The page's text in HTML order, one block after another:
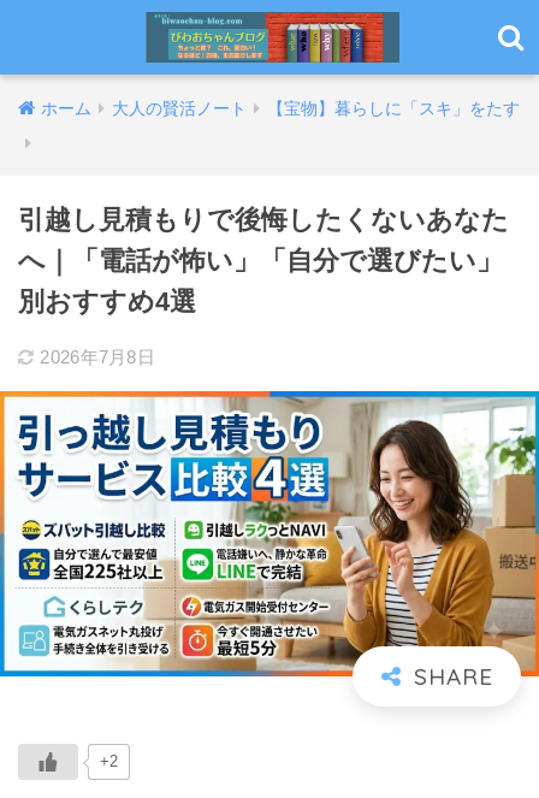
ホーム 大人の賢活ノート 【宝物】暮らしに「スキ」をたす
引越し見積もりで後悔したくないあなた
へ｜「電話が怖い」「自分で選びたい」
別おすすめ4選
2026年7月8日
+2